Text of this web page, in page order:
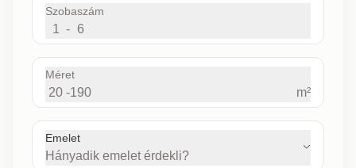
Szobaszám
1 - 6
Méret
20 -190 m²
Emelet
Hányadik emelet érdekli?